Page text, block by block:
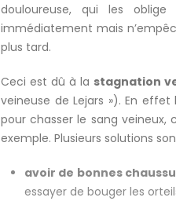
douloureuse, qui les
immédiatement mais
plus tard.
Ceci est dû à la stagnation
veineuse de Lejars »). En
pour chasser le sang
exemple. Plusieurs solutions
avoir de bonnes
essayer de bouger les